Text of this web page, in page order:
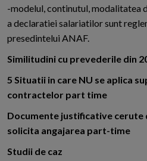
-modelul, continutul, modalitatea
a declaratiei salariatilor sunt
presedintelui ANAF.
Similitudini cu prevederile din
5 Situatii in care NU se aplica
contractelor part time
Documente justificative cerute
solicita angajarea part-time
Studii de caz